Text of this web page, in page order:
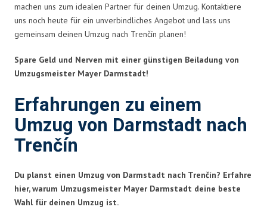
machen uns zum idealen Partner für deinen Umzug. Kontaktiere
uns noch heute für ein unverbindliches Angebot und lass uns
gemeinsam deinen Umzug nach Trenčín planen!
Spare Geld und Nerven mit einer günstigen Beiladung von
Umzugsmeister Mayer Darmstadt!
Erfahrungen zu einem
Umzug von Darmstadt nach
Trenčín
Du planst einen Umzug von Darmstadt nach Trenčín? Erfahre
hier, warum Umzugsmeister Mayer Darmstadt deine beste
Wahl für deinen Umzug ist.